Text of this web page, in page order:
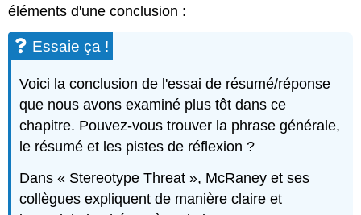
éléments d'une conclusion :
Essaie ça !
Voici la conclusion de l'essai de résumé/réponse
que nous avons examiné plus tôt dans ce
chapitre. Pouvez-vous trouver la phrase générale,
le résumé et les pistes de réflexion ?
Dans « Stereotype Threat », McRaney et ses
collègues expliquent de manière claire et